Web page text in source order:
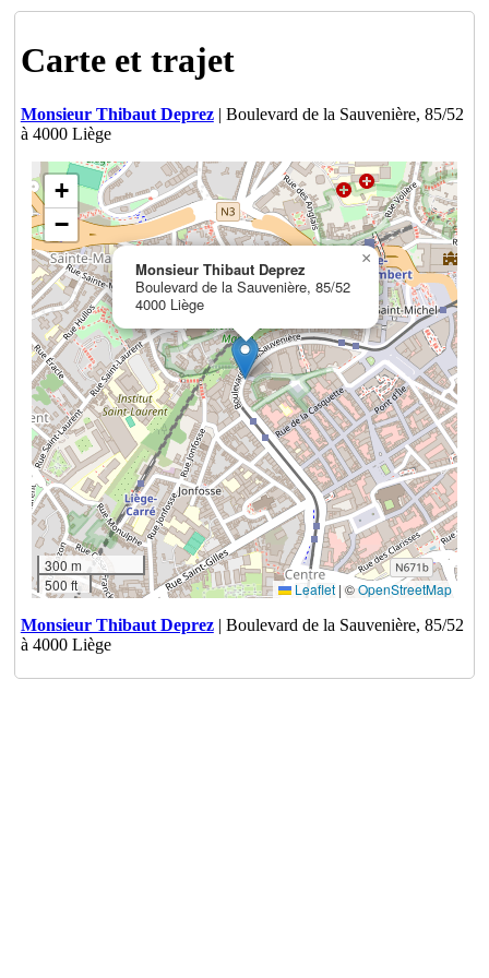
Carte et trajet
Monsieur Thibaut Deprez| Boulevard de la Sauvenière, 85/52
à 4000 Liège
Monsieur Thibaut Deprez
Boulevard de la Sauvenière, 85/52
4000 Liège
×
+
−
300 m
500 ft
Leaflet | ©OpenStreetMap
Monsieur Thibaut Deprez| Boulevard de la Sauvenière, 85/52
à 4000 Liège